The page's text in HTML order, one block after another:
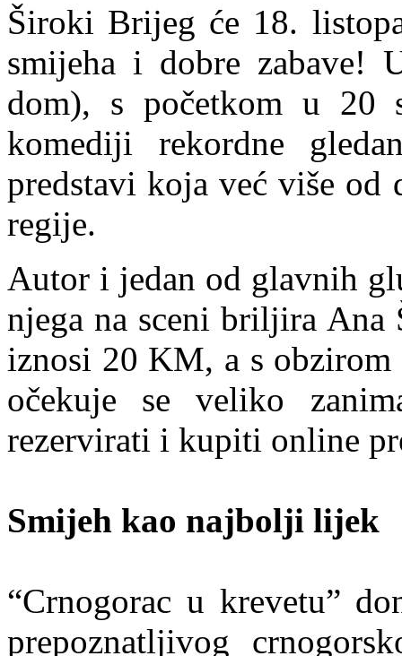
Široki Brijeg će 18.
smijeha i dobre zabave!
dom), s početkom u 20
komediji rekordne
predstavi koja već više od
regije.
Autor i jedan od glavnih
njega na sceni briljira Ana
iznosi 20 KM, a s obzirom
očekuje se veliko
rezervirati i kupiti online
Smijeh kao najbolji lijek
“Crnogorac u krevetu”
prepoznatljivog